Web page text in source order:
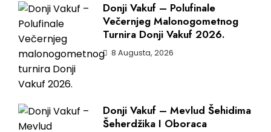
Donji Vakuf – Polufinale
Večernjeg Malonogometnog
Turnira Donji Vakuf 2026.
8 Augusta, 2026
Donji Vakuf – Mevlud Šehidima
Šeherdžika I Oboraca